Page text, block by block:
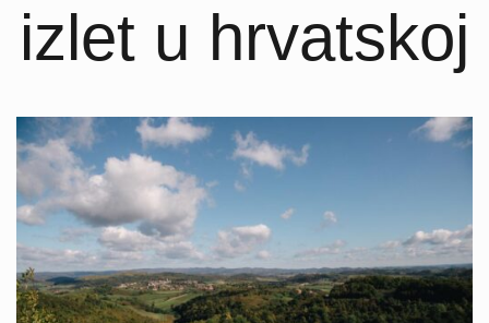
izlet u hrvatskoj